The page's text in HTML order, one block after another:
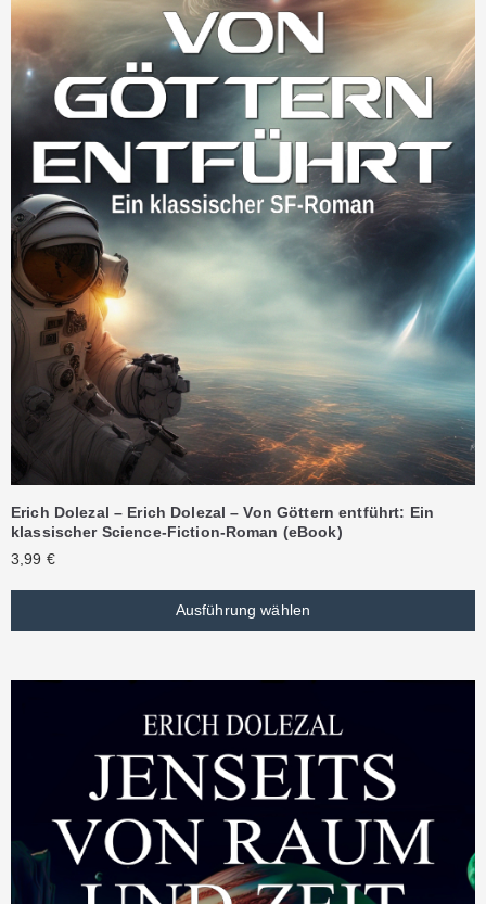
Erich Dolezal – Erich Dolezal – Von Göttern entführt: Ein
klassischer Science-Fiction-Roman (eBook)
3,99 €
Ausführung wählen